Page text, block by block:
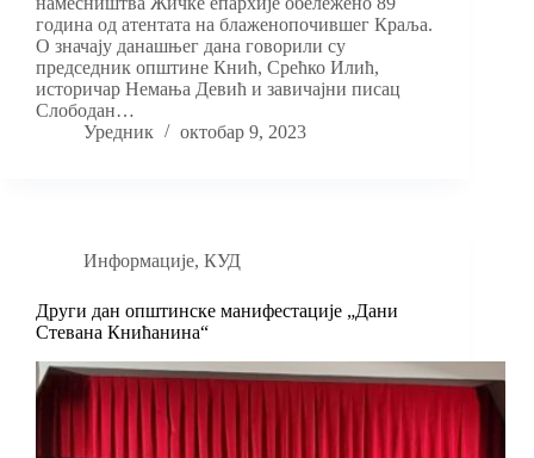
година од атентата на блаженопочившег Краља.
О значају данашњег дана говорили су
председник општине Кнић, Срећко Илић,
историчар Немања Девић и завичајни писац
Слободан…
Уредник
октобар 9, 2023
Информације, КУД
Други дан општинске манифестације „Дани
Стевана Книћанина“